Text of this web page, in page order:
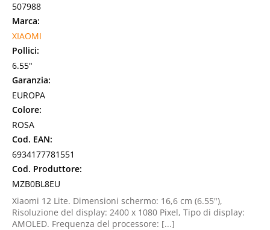
507988
Marca:
XIAOMI
Pollici:
6.55"
Garanzia:
EUROPA
Colore:
ROSA
Cod. EAN:
6934177781551
Cod. Produttore:
MZB0BL8EU
Xiaomi 12 Lite. Dimensioni schermo: 16,6 cm (6.55"),
Risoluzione del display: 2400 x 1080 Pixel, Tipo di display:
AMOLED. Frequenza del processore: [...]